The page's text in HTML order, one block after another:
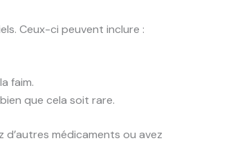
Ceux-ci peuvent inclure :
faim.
que cela soit rare.
médicaments ou avez